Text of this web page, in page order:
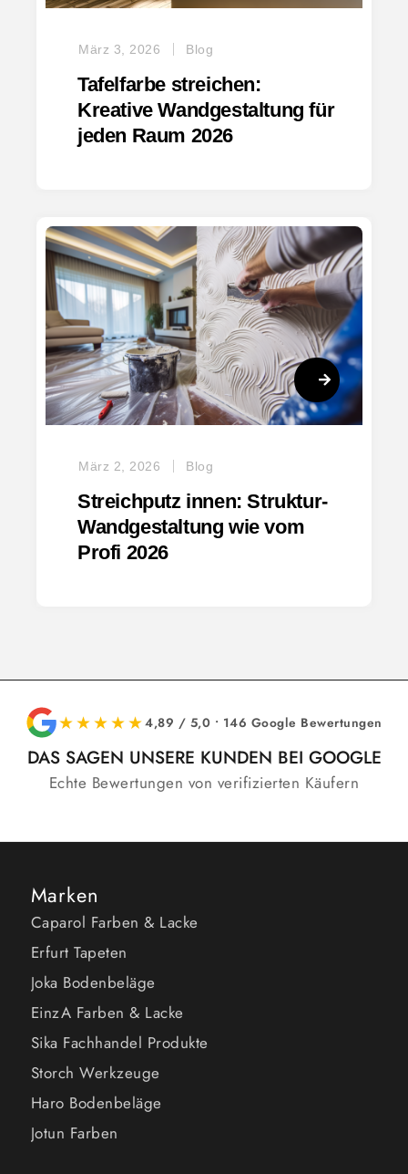
März 3, 2026 Blog
Tafelfarbe streichen:
Kreative Wandgestaltung für
jeden Raum 2026
März 2, 2026 Blog
Streichputz innen: Struktur-
Wandgestaltung wie vom
Profi 2026
★★★★★4,89 / 5,0 • 146 Google Bewertungen
DAS SAGEN UNSERE KUNDEN BEI GOOGLE
Echte Bewertungen von verifizierten Käufern
Marken
Caparol Farben & Lacke
Erfurt Tapeten
Joka Bodenbeläge
EinzA Farben & Lacke
Sika Fachhandel Produkte
Storch Werkzeuge
Haro Bodenbeläge
Jotun Farben